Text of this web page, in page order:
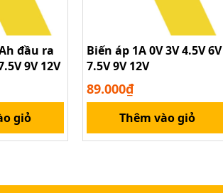
đầu ra
9V 12V
giỏ
Biến áp 1A 0V 3V 4.5V 6V
7.5V 9V 12V
89.000₫
Thêm vào giỏ